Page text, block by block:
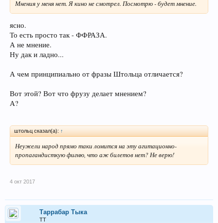
Мнения у меня нет. Я кино не смотрел. Посмотрю - будет мнение.
ясно.
То есть просто так - ФФРАЗА.
А не мнение.
Ну дак и ладно...
А чем принципиально от фразы Штольца отличается?
Вот этой? Вот что фрузу делает мнением?
А?
штольц сказал(а): ↑
Неужели народ прямо таки ломится на эту агитационно-
пропагандисткую фигню, что аж билетов нет? Не верю!
4 окт 2017
Таррабар Тыка
ТТ